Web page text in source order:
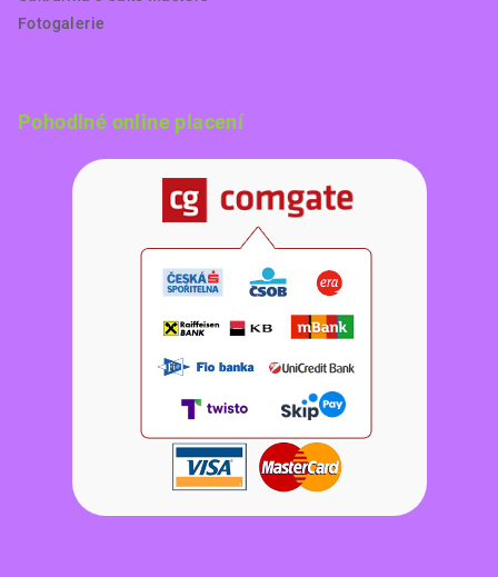
Fotogalerie
Pohodlné online placení